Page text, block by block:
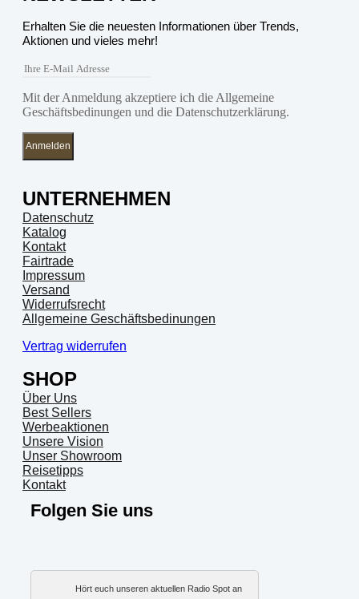
Erhalten Sie die neuesten Informationen über Trends,
Aktionen und vieles mehr!
Mit der Anmeldung akzeptiere ich die Allgemeine
Geschäftsbedinungen und die Datenschutzerklärung.
Anmelden
UNTERNEHMEN
Datenschutz
Katalog
Kontakt
Fairtrade
Impressum
Versand
Widerrufsrecht
Allgemeine Geschäftsbedinungen
Vertrag widerrufen
SHOP
Über Uns
Best Sellers
Werbeaktionen
Unsere Vision
Unser Showroom
Reisetipps
Kontakt
Folgen Sie uns
Hört euch unseren aktuellen Radio Spot an